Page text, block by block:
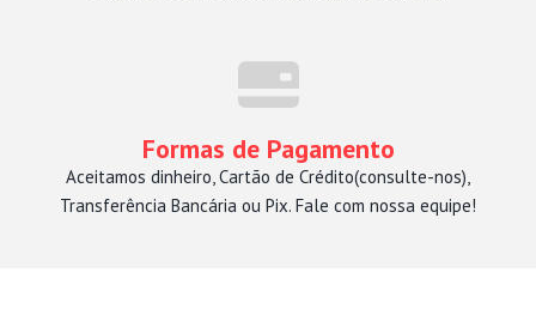
Formas de Pagamento
Aceitamos dinheiro, Cartão de Crédito(consulte-nos),
Transferência Bancária ou Pix. Fale com nossa equipe!